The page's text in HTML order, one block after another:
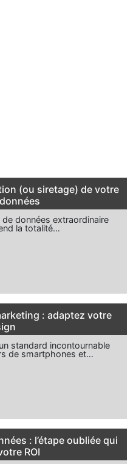
(ou siretage) de votre
de données extraordinaire
la totalité…
: adaptez votre
standard incontournable
de smartphones et…
: l’étape oubliée qui
ROI